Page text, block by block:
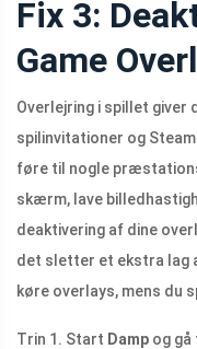
Fix 3:
Game
Overlejring i spillet giver
spilinvitationer og
føre til nogle
skærm, lave
deaktivering af dine
det sletter et ekstra lag
køre overlays, mens du
Trin 1. Start Damp og gå